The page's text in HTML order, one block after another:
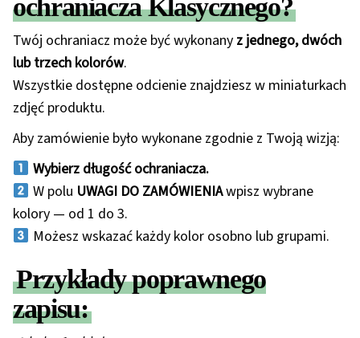
ochraniacza Klasycznego?
Twój ochraniacz może być wykonany z jednego, dwóch
lub trzech kolorów.
Wszystkie dostępne odcienie znajdziesz w miniaturkach
zdjęć produktu.
Aby zamówienie było wykonane zgodnie z Twoją wizją:
Wybierz długość ochraniacza.
W polu UWAGI DO ZAMÓWIENIAwpisz wybrane
kolory — od 1 do 3.
Możesz wskazać każdy kolor osobno lub grupami.
Przykłady poprawnego
zapisu: